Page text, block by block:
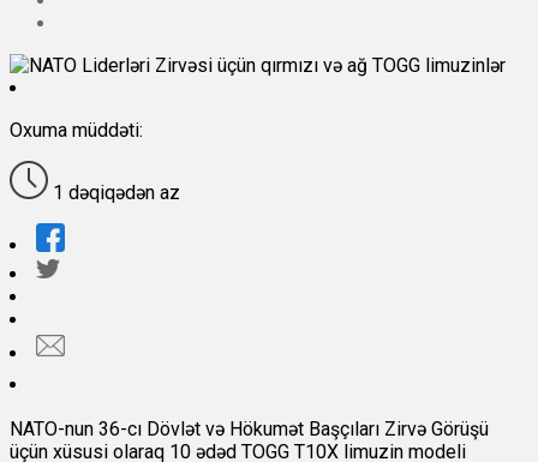
Oxuma müddəti:
1 dəqiqədən az
NATO-nun 36-cı Dövlət və Hökumət Başçıları Zirvə Görüşü
üçün xüsusi olaraq 10 ədəd TOGG T10X limuzin modeli